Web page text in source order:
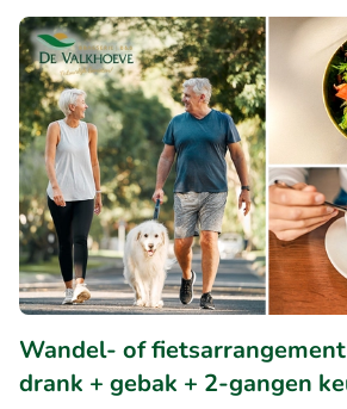
Wandel- of
drank + gebak + 2-gangen